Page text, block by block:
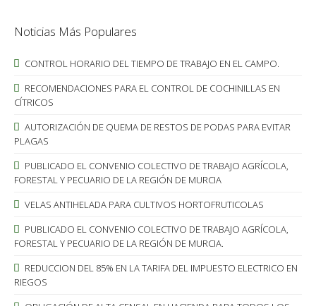
Noticias Más Populares
CONTROL HORARIO DEL TIEMPO DE TRABAJO EN EL CAMPO.
RECOMENDACIONES PARA EL CONTROL DE COCHINILLAS EN
CÍTRICOS
AUTORIZACIÓN DE QUEMA DE RESTOS DE PODAS PARA EVITAR
PLAGAS
PUBLICADO EL CONVENIO COLECTIVO DE TRABAJO AGRÍCOLA,
FORESTAL Y PECUARIO DE LA REGIÓN DE MURCIA
VELAS ANTIHELADA PARA CULTIVOS HORTOFRUTICOLAS
PUBLICADO EL CONVENIO COLECTIVO DE TRABAJO AGRÍCOLA,
FORESTAL Y PECUARIO DE LA REGIÓN DE MURCIA.
REDUCCION DEL 85% EN LA TARIFA DEL IMPUESTO ELECTRICO EN
RIEGOS